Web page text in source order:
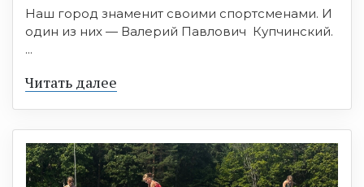
Наш город знаменит своими спортсменами. И
один из них — Валерий Павлович Купчинский.
...
Читать далее